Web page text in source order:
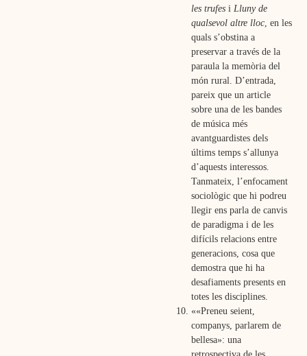
les trufes iLluny de
qualsevol altre lloc, en les
quals s’obstina a
preservar a través de la
paraula la memòria del
món rural. D’entrada,
pareix que un article
sobre una de les bandes
de música més
avantguardistes dels
últims temps s’allunya
d’aquests interessos.
Tanmateix, l’enfocament
sociològic que hi podreu
llegir ens parla de canvis
de paradigma i de les
difícils relacions entre
generacions, cosa que
demostra que hi ha
desafiaments presents en
totes les disciplines.
««Preneu seient,
companys, parlarem de
bellesa»: una